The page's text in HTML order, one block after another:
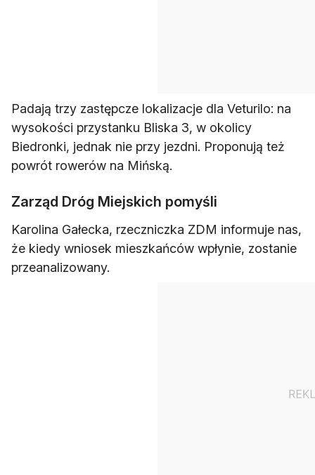
Padają trzy zastępcze lokalizacje dla Veturilo: na
wysokości przystanku Bliska 3, w okolicy
Biedronki, jednak nie przy jezdni. Proponują też
powrót rowerów na Mińską.
Zarząd Dróg Miejskich pomyśli
Karolina Gałecka, rzeczniczka ZDM informuje nas,
że kiedy wniosek mieszkańców wpłynie, zostanie
przeanalizowany.